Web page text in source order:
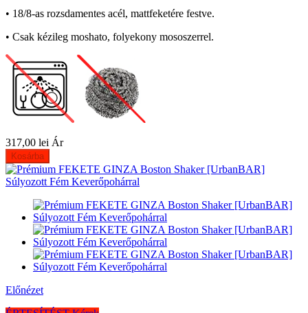
• 18/8-as rozsdamentes acél, mattfeketére festve.
• Csak kézileg moshato, folyekony mososzerrel.
317,00 lei Ár
Kosárba
Előnézet